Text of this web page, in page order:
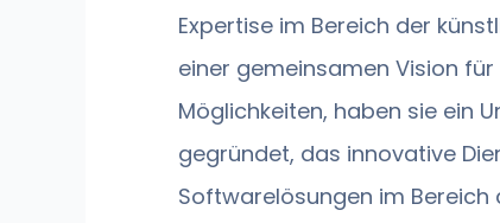
Expertise im Bereich der
einer gemeinsamen Vision
Möglichkeiten, haben sie ein
gegründet, das innovative
Softwarelösungen im Bereich